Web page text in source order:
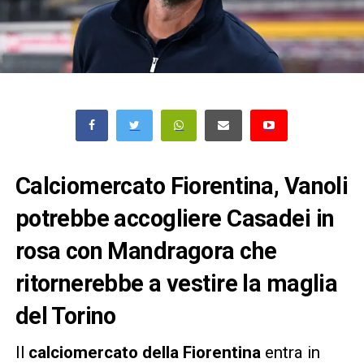
Calciomercato Fiorentina, Vanoli
potrebbe accogliere Casadei in
rosa con Mandragora che
ritornerebbe a vestire la maglia
del Torino
Il calciomercato della Fiorentina entra in